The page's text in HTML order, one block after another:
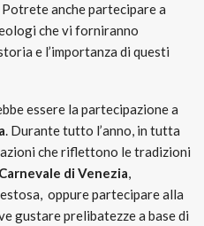
anche partecipare a
che vi forniranno
e l’importanza di questi
essere la partecipazione a
. Durante tutto l’anno, in tutta
che riflettono le tradizioni
Carnevale di Venezia,
oppure partecipare alla
gustare prelibatezze a base di